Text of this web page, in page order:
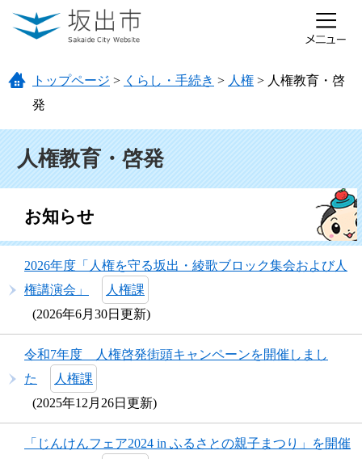
ページの先頭です。
メニューを飛ばして本文へ
トップページ > くらし・手続き > 人権 > 人権教育・啓
発
人権教育・啓発
お知らせ
2026年度「人権を守る坂出・綾歌ブロック集会および人
権講演会」
人権課
2026年6月30日更新
令和7年度 人権啓発街頭キャンペーンを開催しまし
た
人権課
2025年12月26日更新
「じんけんフェア2024 in ふるさとの親子まつり」を開催